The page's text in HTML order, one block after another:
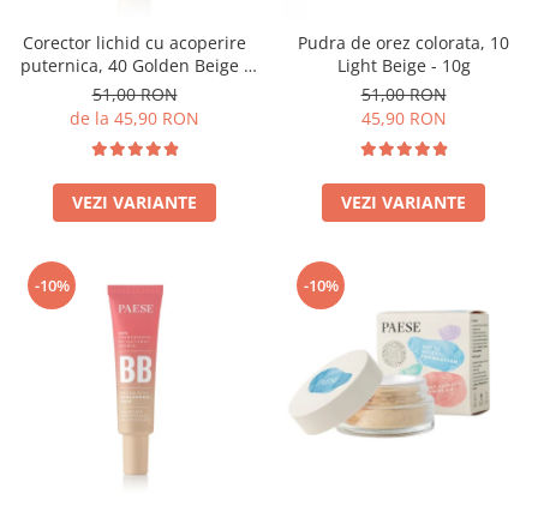
Corector lichid cu acoperire
puternica, 40 Golden Beige -
9ml
51,00 RON
de la 45,90 RON
VEZI VARIANTE
Pudra de orez colorata, 10
Light Beige - 10g
51,00 RON
45,90 RON
VEZI VARIANTE
-10% -10%